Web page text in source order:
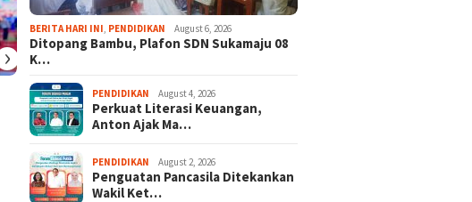
437 Rider dari 18 Provinsi
Ramaikan Bupati Cup 2026
Tour Malasari Halimun Salak
Sport Tourism, Dongkrak
›
BERITA HARI INI PENDIDIKAN August 6, 2026
Ditopang Bambu, Plafon SDN Sukamaju 08
K…
PENDIDIKAN August 4, 2026
Perkuat Literasi Keuangan,
Anton Ajak Ma…
PENDIDIKAN August 2, 2026
Penguatan Pancasila Ditekankan
Wakil Ket…